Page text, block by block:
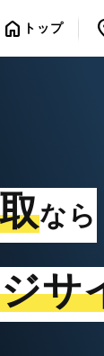
home トップ
なら
サ